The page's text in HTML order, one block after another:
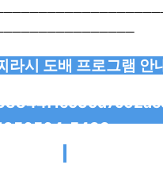
라시 도배 프로그램 안